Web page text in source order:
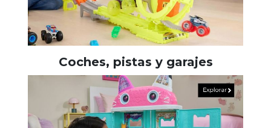
Coches, pistas y garajes